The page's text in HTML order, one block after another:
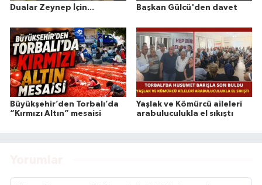
Dualar Zeynep İçin... Başkan Gülcü'den davet
Büyükşehir’den Torbalı’da
“Kırmızı Altın” mesaisi
Yaşlak ve Kömürcü aileleri
arabuluculukla el sıkıştı